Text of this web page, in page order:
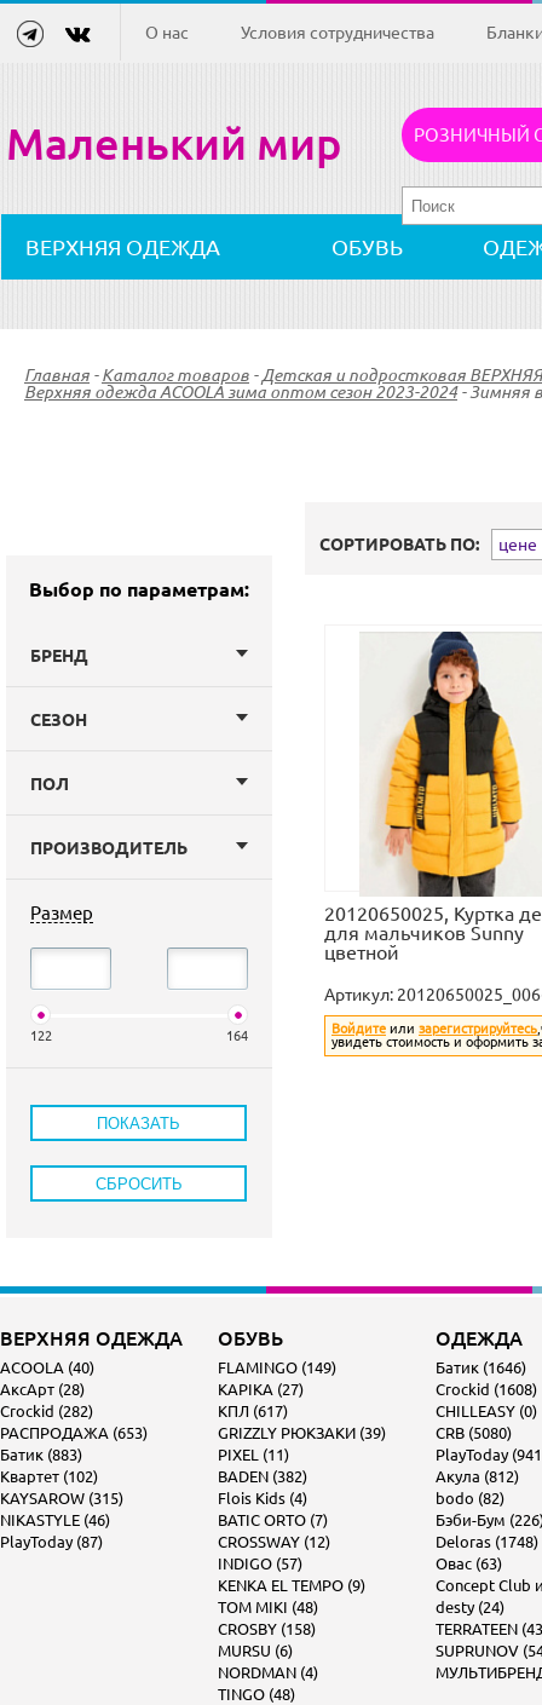
О нас Условия сотрудничества
Маленький мир РОЗНИЧНЫЙ
ВЕРХНЯЯ ОДЕЖДА ОБУВЬ
Главная - Каталог товаров - Детская и подростковая
Верхняя одежда ACOOLA зима оптом сезон 2023-2024 - Зимняя
Выбор по параметрам:
БРЕНД
СЕЗОН
ПОЛ
ПРОИЗВОДИТЕЛЬ
Размер
122 164
СОРТИРОВАТЬ ПО: цене
20120650025, Куртка
для мальчиков Sunny
цветной
Артикул:
Войдите или зарегистрируйтесь
увидеть стоимость и оформить
ВЕРХНЯЯ ОДЕЖДА
ACOOLA (40)
АксАрт (28)
Crockid (282)
РАСПРОДАЖА (653)
Батик (883)
Квартет (102)
KAYSAROW (315)
NIKASTYLE (46)
PlayToday (87)
ОБУВЬ
FLAMINGO (149)
KAPIKA (27)
КПЛ (617)
GRIZZLY РЮКЗАКИ (39)
PIXEL (11)
BADEN (382)
Flois Kids (4)
BATIC ORTO (7)
CROSSWAY (12)
INDIGO (57)
KENKA EL TEMPO (9)
TOM MIKI (48)
CROSBY (158)
MURSU (6)
NORDMAN (4)
TINGO (48)
ОДЕЖДА
Батик (1646)
Crockid (1608)
CHILLEASY (0)
CRB (5080)
PlayToday
Акула (812)
bodo (82)
Бэби-Бум
Deloras (1748)
Овас (63)
Concept Club
desty (24)
TERRATEEN
SUPRUNOV